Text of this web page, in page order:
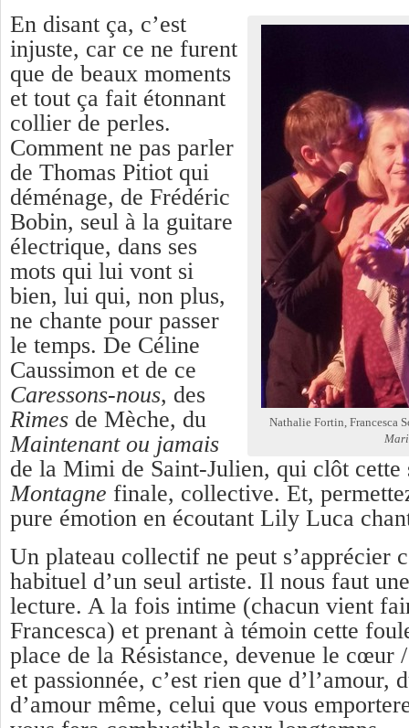
Nathalie Fortin, Francesca
En disant ça, c’est
injuste, car ce ne furent
que de beaux moments
et tout ça fait étonnant
collier de perles.
Comment ne pas parler
de Thomas Pitiot qui
déménage, de Frédéric
Bobin, seul à la guitare
électrique, dans ses
mots qui lui vont si
bien, lui qui, non plus,
ne chante pour passer
le temps. De Céline
Caussimon et de ce
Caressons-nous, des
Rimes de Mèche, du
Maintenant ou jamais
de la Mimi de Saint-Julien, qui clôt cette
Montagne finale, collective. Et,
pure émotion en écoutant Lily Luca
Un plateau collectif ne peut s’apprécier
habituel d’un seul artiste. Il nous faut
lecture. A la fois intime (chacun vient
Francesca) et prenant à témoin cette
place de la Résistance, devenue le
et passionnée, c’est rien que d’l’amour,
d’amour même, celui que vous